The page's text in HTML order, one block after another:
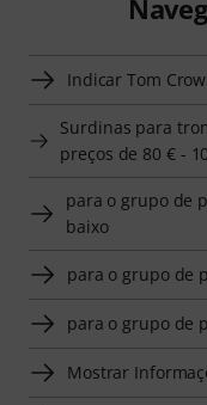
Indicar Tom
Surdinas para
preços de 80 € -
para o grupo de
baixo
para o grupo de
para o grupo de
Mostrar